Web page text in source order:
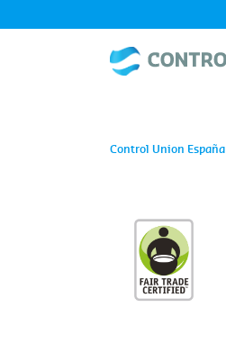
Control Union España